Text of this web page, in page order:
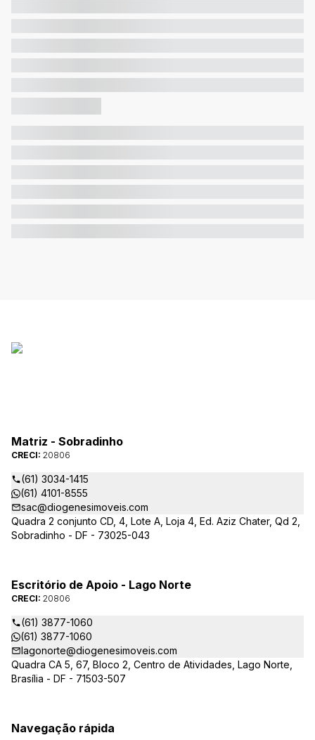
Matriz - Sobradinho
CRECI: 20806
(61) 3034-1415
(61) 4101-8555
sac@diogenesimoveis.com
Quadra 2 conjunto CD, 4, Lote A, Loja 4, Ed. Aziz Chater, Qd 2,
Sobradinho - DF - 73025-043
Escritório de Apoio - Lago Norte
CRECI: 20806
(61) 3877-1060
(61) 3877-1060
lagonorte@diogenesimoveis.com
Quadra CA 5, 67, Bloco 2, Centro de Atividades, Lago Norte,
Brasília - DF - 71503-507
Navegação rápida